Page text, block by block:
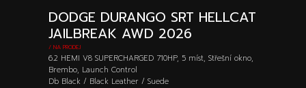
DODGE DURANGO SRT HELLCAT
JAILBREAK AWD 2026
/ NA PRODEJ
6.2 HEMI V8 SUPERCHARGED 710HP, 5 míst, Střešní okno,
Brembo, Launch Control
Db Black / Black Leather / Suede